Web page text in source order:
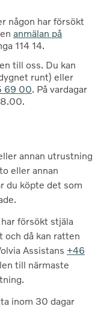
någon har försökt
anmälan på
114 14.
till oss. Du kan
runt) eller
69 00. På vardagar
annan utrustning
eller annan
du köpte det som
försökt stjäla
och då kan ratten
Assistans +46
till närmaste
inom 30 dagar